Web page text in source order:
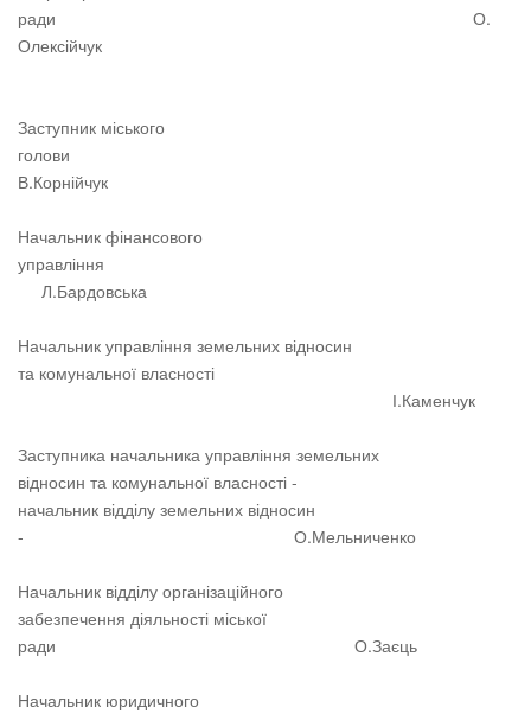
ради О.
Олексійчук
Заступник міського
голови
В.Корнійчук
Начальник фінансового
управління
Л.Бардовська
Начальник управління земельних відносин
та комунальної власності
І.Каменчук
Заступника начальника управління земельних
відносин та комунальної власності -
начальник відділу земельних відносин
- О.Мельниченко
Начальник відділу організаційного
забезпечення діяльності міської
ради О.Заєць
Начальник юридичного